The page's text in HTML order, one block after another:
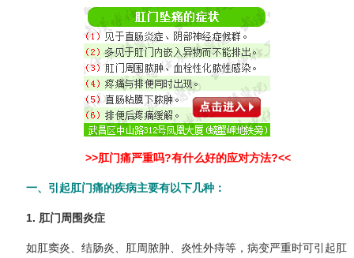
>>肛门痛严重吗?有什么好的应对方法?<<
一、引起肛门痛的疾病主要有以下几种：
1. 肛门周围炎症
如肛窦炎、结肠炎、肛周脓肿、炎性外痔等，病变严重时可引起肛